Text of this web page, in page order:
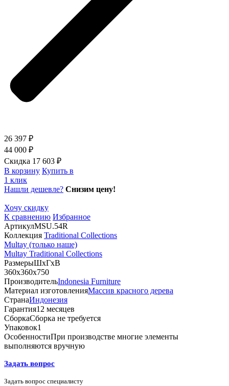
26 397 ₽
44 000 ₽
Скидка 17 603 ₽
В корзину Купить в
1 клик
Нашли дешевле? Снизим цену!
Хочу скидку
К сравнению Избранное
АртикулMSU.54R
Коллекция Traditional Collections
Multay (только наше)
Multay Traditional Collections
РазмерыШхГхВ
360х360х750
ПроизводительIndonesia Furniture
Материал изготовленияМассив красного дерева
СтранаИндонезия
Гарантия12 месяцев
СборкаСборка не требуется
Упаковок1
ОсобенностиПри производстве многие элементы
выполняются вручную
Задать вопрос
Задать вопрос специалисту